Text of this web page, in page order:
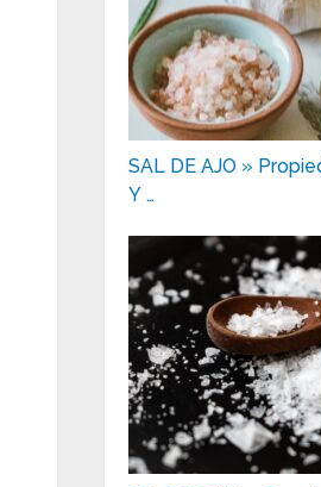
SAL DE AJO »
Y …